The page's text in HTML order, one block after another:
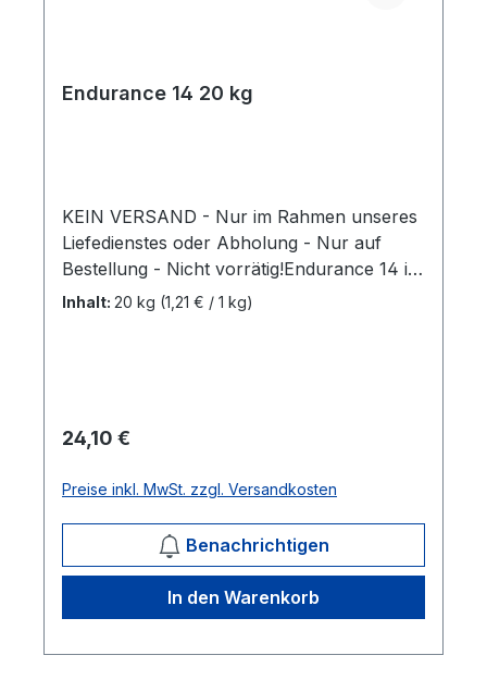
Endurance 14 20 kg
KEIN VERSAND - Nur im Rahmen unseres
Liefedienstes oder Abholung - Nur auf
Bestellung - Nicht vorrätig!Endurance 14 ist
unser neues Premium Power & Protein
kg/Sack Mehr Informationen
Inhalt: 20 kg (1,21 € / 1 kg)
Regulärer Preis:
24,10 €
Preise inkl. MwSt. zzgl. Versandkosten
Benachrichtigen
In den Warenkorb